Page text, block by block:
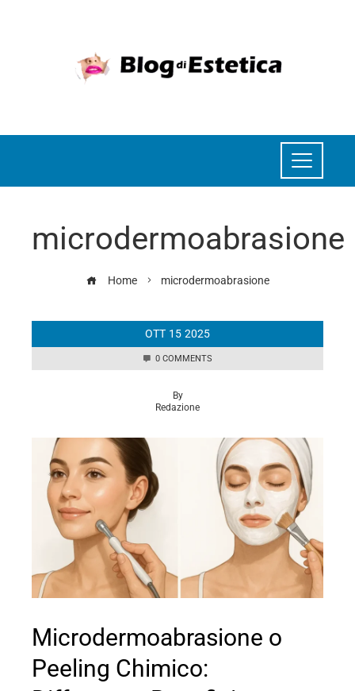
microdermoabrasione
Home microdermoabrasione
OTT 15 2025
0 COMMENTS
By
Redazione
Microdermoabrasione o
Peeling Chimico: